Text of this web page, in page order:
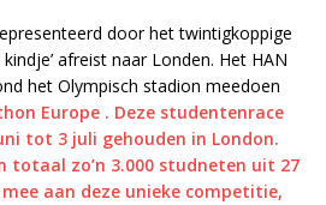
door het twintigkoppige
afreist naar Londen. Het HAN
het Olympisch stadion meedoen
Europe . Deze studentenrace
tot 3 juli gehouden in London.
totaal zo’n 3.000 studneten uit 27
aan deze unieke competitie,